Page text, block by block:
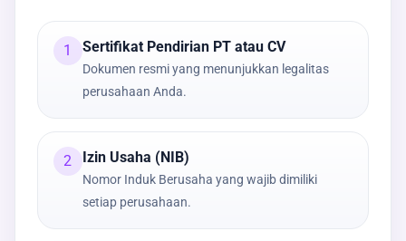
1 Sertifikat Pendirian PT atau CV
Dokumen resmi yang menunjukkan legalitas
perusahaan Anda.
2 Izin Usaha (NIB)
Nomor Induk Berusaha yang wajib dimiliki
setiap perusahaan.